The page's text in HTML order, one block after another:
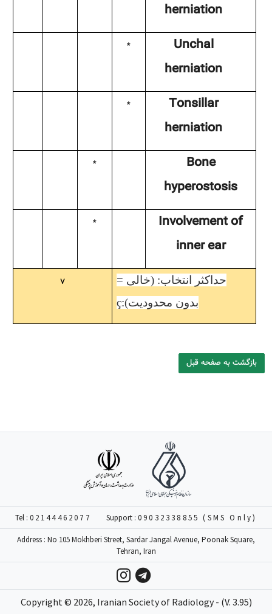
herniation
Unchal
herniation
*
Tonsillar
herniation
*
Bone
hyperostosis
*
Involvement of
inner ear
*
حداکثر انتخاب: (خالی =
بدون محدودیت):ç
7
بازگشت به صفحه قبل
Tel : 02144462077 Support : 09032338855 (SMS Only)
Address : No 105 Mokhberi Street, Sardar Jangal Avenue, Poonak Square,
Tehran, Iran
Copyright © 2026, Iranian Society of Radiology - (V. 3.95)